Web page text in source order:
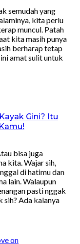
semudah yang
kita perlu
muncul. Patah
kita masih punya
berharap tetap
amat sulit untuk
Gini? Itu
bisa juga
kita. Wajar sih,
di hatimu dan
lain. Walaupun
pasti nggak
sih? Ada kalanya